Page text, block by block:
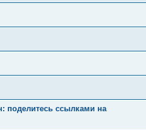
поделитесь ссылками на